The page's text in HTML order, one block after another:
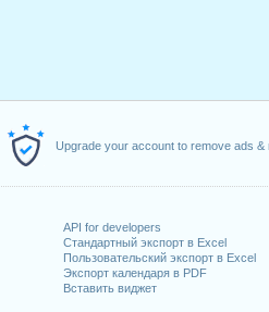
Upgrade your account to remove ads &
API for developers
Стандартный экспорт в Excel
Пользовательский экспорт в Excel
Экспорт календаря в PDF
Вставить виджет